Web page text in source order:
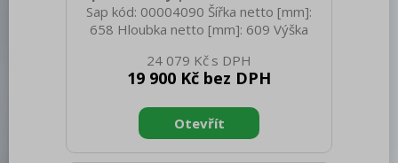
Sap kód: 00004090 Šířka netto [mm]:
658 Hloubka netto [mm]: 609 Výška
21.00 Šířka brutto [mm]: 725 Hloubka
brutto [mm]: 710 Výška brutto [mm]:
spotřebiče: Plynové zařízení Konstruční
typ zařízení: Stolní Výkon plynový [kW]:
13.200 Druh připojení plynu: Zemní plyn,
24 079 Kč
19 900 Kč bez DPH